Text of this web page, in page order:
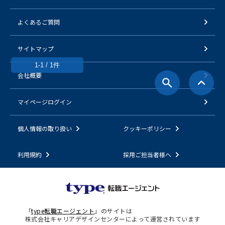
1-1 / 1件
よくあるご質問
サイトマップ
会社概要
マイページログイン
個人情報の取り扱い クッキーポリシー
利用規約 採用ご担当者様へ
「type転職エージェント 」のサイトは
株式会社キャリアデザインセンターによって運営されています